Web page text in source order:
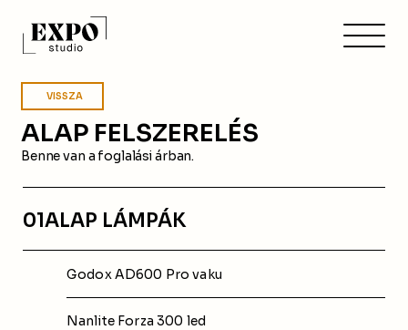
VISSZA
ALAP FELSZERELÉS
Benne van a foglalási árban.
ALAP LÁMPÁK
01
Godox AD600 Pro vaku
Nanlite Forza 300 led